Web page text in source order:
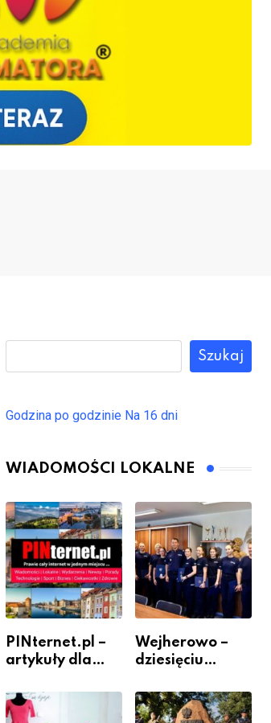
Szukaj
Godzina po godzinie Na 16 dni
WIADOMOŚCI LOKALNE
PINternet.pl –
artykuły dla
jako inwestycja
w widoczność
Wejherowo –
dziesięciu
policjantów w
szeregach